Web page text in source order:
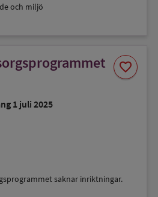
och miljö
1 juli 2025
saknar inriktningar.
favorite
Spara
som